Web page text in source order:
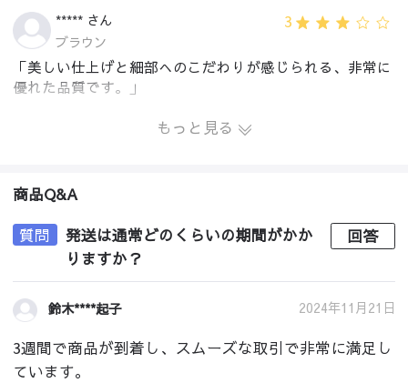
***** さん 3
ブラウン
「美しい仕上げと細部へのこだわりが感じられる、非常に
優れた品質です。」
もっと見る
商品Q&A
質問
発送は通常どのくらいの期間がかか
りますか？
回答
鈴木****起子 2024年11月21日
3週間で商品が到着し、スムーズな取引で非常に満足し
ています。